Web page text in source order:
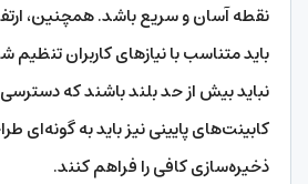
نقطه آسان و سریع باشد. همچنین،
باید متناسب با نیازهای کاربران تنظیم
نباید بیش از حد بلند باشند که دسترسی
کابینت‌های پایینی نیز باید به
ذخیره‌سازی کافی را فراهم کنند.